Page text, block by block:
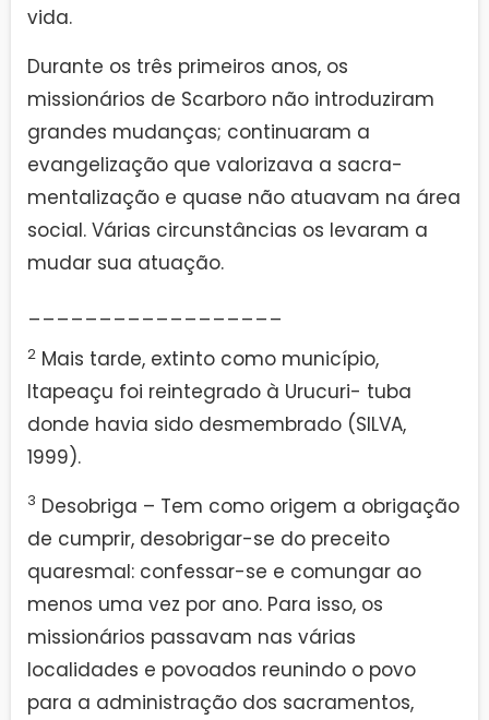
vida.
Durante os três primeiros anos, os
missionários de Scarboro não introduziram
grandes mudanças; continuaram a
evangelização que valorizava a sacra-
mentalização e quase não atuavam na área
social. Várias circunstâncias os levaram a
mudar sua atuação.
__________________
2 Mais tarde, extinto como município,
Itapeaçu foi reintegrado à Urucuri- tuba
donde havia sido desmembrado (SILVA,
1999).
3 Desobriga – Tem como origem a obrigação
de cumprir, desobrigar-se do preceito
quaresmal: confessar-se e comungar ao
menos uma vez por ano. Para isso, os
missionários passavam nas várias
localidades e povoados reunindo o povo
para a administração dos sacramentos,